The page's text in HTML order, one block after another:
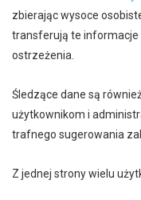
zbierając wysoce
transferują te informacje
ostrzeżenia.
Śledzące dane są
użytkownikom i
trafnego sugerowania
Z jednej strony wielu